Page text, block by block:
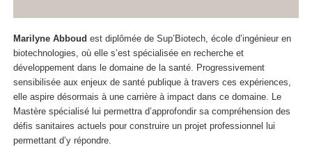
Marilyne Abboud est diplômée de Sup’Biotech, école d’ingénieur en
biotechnologies, où elle s’est spécialisée en recherche et
développement dans le domaine de la santé. Progressivement
sensibilisée aux enjeux de santé publique à travers ces expériences,
elle aspire désormais à une carrière à impact dans ce domaine. Le
Mastère spécialisé lui permettra d’approfondir sa compréhension des
défis sanitaires actuels pour construire un projet professionnel lui
permettant d’y répondre.